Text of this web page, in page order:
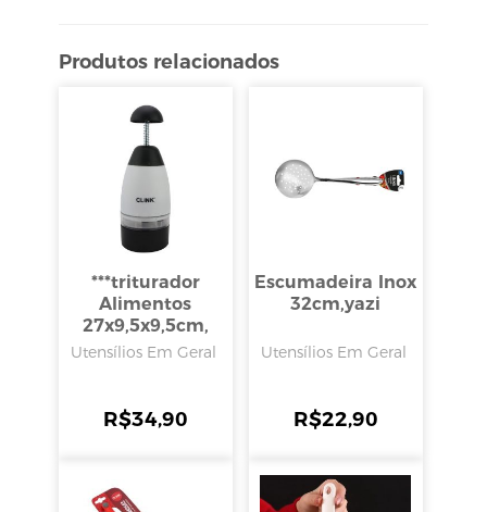
Produtos relacionados
***triturador
Alimentos
27x9,5x9,5cm,
Clink
Utensílios Em Geral
R$34,90
Escumadeira Inox
32cm,yazi
Utensílios Em Geral
R$22,90